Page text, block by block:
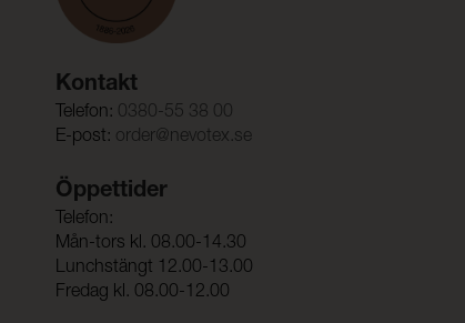
Kontakt
Telefon: 0380-55 38 00
E-post: order@nevotex.se
Öppettider
Telefon:
Mån-tors kl. 08.00-14.30
Lunchstängt 12.00-13.00
Fredag kl. 08.00-12.00